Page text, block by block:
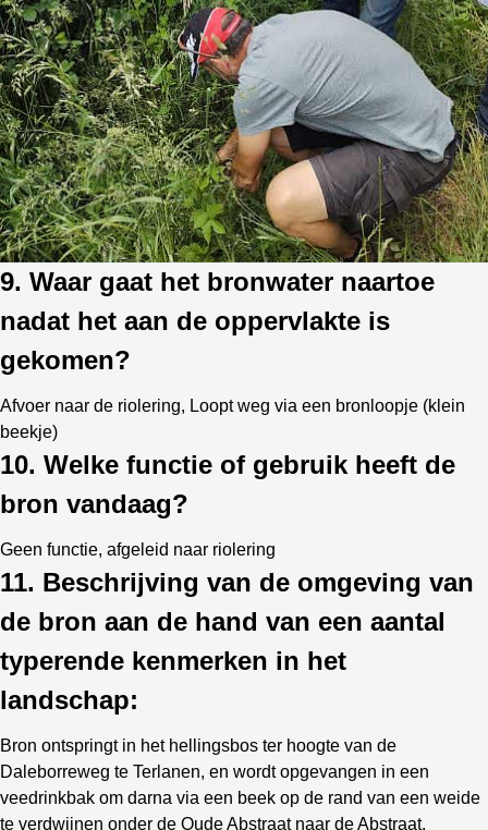
9. Waar gaat het bronwater naartoe
nadat het aan de oppervlakte is
gekomen?
Afvoer naar de riolering, Loopt weg via een bronloopje (klein
beekje)
10. Welke functie of gebruik heeft de
bron vandaag?
Geen functie, afgeleid naar riolering
11. Beschrijving van de omgeving van
de bron aan de hand van een aantal
typerende kenmerken in het
landschap:
Bron ontspringt in het hellingsbos ter hoogte van de
Daleborreweg te Terlanen, en wordt opgevangen in een
veedrinkbak om darna via een beek op de rand van een weide
te verdwijnen onder de Oude Abstraat naar de Abstraat.